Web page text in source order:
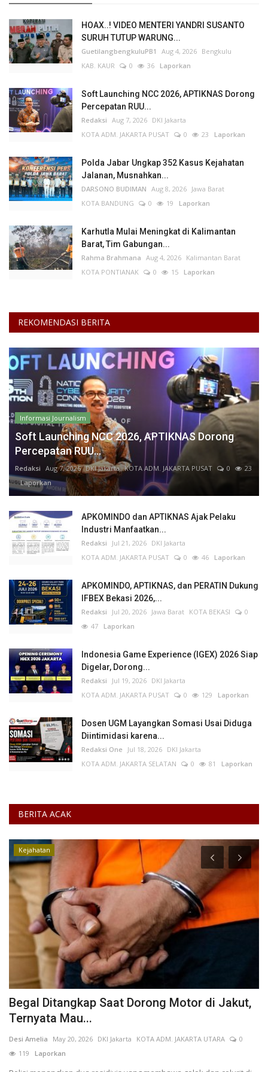
HOAX..! VIDEO MENTERI YANDRI SUSANTO
SURUH TUTUP WARUNG...
GuetilangbengkuluPB1 Aug 4, 2026 Bengkulu
KAB. KAUR
0 36 Laporkan
Soft Launching NCC 2026, APTIKNAS Dorong
Percepatan RUU...
Redaksi Aug 7, 2026 DKI Jakarta
KOTA ADM. JAKARTA PUSAT
0 23 Laporkan
Polda Jabar Ungkap 352 Kasus Kejahatan
Jalanan, Musnahkan...
DARSONO BUDIMAN Aug 8, 2026 Jawa Barat
KOTA BANDUNG
0 19 Laporkan
Karhutla Mulai Meningkat di Kalimantan
Barat, Tim Gabungan...
Rahma Brahmana Aug 4, 2026 Kalimantan Barat
KOTA PONTIANAK
0 15 Laporkan
REKOMENDASI BERITA
Informasi Journalism
Soft Launching NCC 2026, APTIKNAS Dorong
Percepatan RUU...
Redaksi Aug 7, 2026 DKI Jakarta KOTA ADM. JAKARTA PUSAT 0
23
Laporkan
APKOMINDO dan APTIKNAS Ajak Pelaku
Industri Manfaatkan...
Redaksi Jul 21, 2026 DKI Jakarta
KOTA ADM. JAKARTA PUSAT
0 46 Laporkan
APKOMINDO, APTIKNAS, dan PERATIN Dukung
IFBEX Bekasi 2026,...
Redaksi Jul 20, 2026 Jawa Barat KOTA BEKASI
0
47 Laporkan
Indonesia Game Experience (IGEX) 2026 Siap
Digelar, Dorong...
Redaksi Jul 19, 2026 DKI Jakarta
KOTA ADM. JAKARTA PUSAT
0 129 Laporkan
Dosen UGM Layangkan Somasi Usai Diduga
Diintimidasi karena...
Redaksi One Jul 18, 2026 DKI Jakarta
KOTA ADM. JAKARTA SELATAN
0 81 Laporkan
BERITA ACAK
Kejahatan
Begal Ditangkap Saat Dorong Motor di Jakut,
Ternyata Mau...
Desi Amelia May 20, 2026 DKI Jakarta KOTA ADM. JAKARTA UTARA
0
119 Laporkan